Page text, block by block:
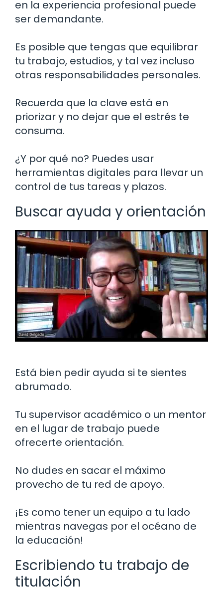
en la experiencia profesional puede
ser demandante.
Es posible que tengas que equilibrar
tu trabajo, estudios, y tal vez incluso
otras responsabilidades personales.
Recuerda que la clave está en
priorizar y no dejar que el estrés te
consuma.
¿Y por qué no? Puedes usar
herramientas digitales para llevar un
control de tus tareas y plazos.
Buscar ayuda y orientación
Está bien pedir ayuda si te sientes
abrumado.
Tu supervisor académico o un mentor
en el lugar de trabajo puede
ofrecerte orientación.
No dudes en sacar el máximo
provecho de tu red de apoyo.
¡Es como tener un equipo a tu lado
mientras navegas por el océano de
la educación!
Escribiendo tu trabajo de
titulación